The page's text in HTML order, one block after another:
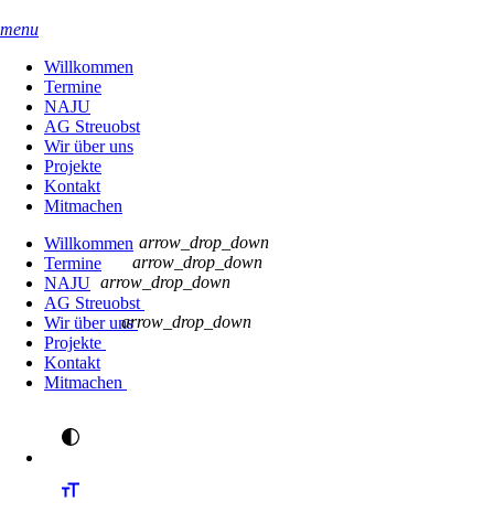
menu
Willkommen
Termine
NAJU
AG Streuobst
Wir über uns
Projekte
Kontakt
Mitmachen
Willkommen
Termine
NAJU
AG Streuobst
arrow_drop_down
Wir über uns
arrow_drop_down
Projekte
arrow_drop_down
Kontakt
Mitmachen
arrow_drop_down